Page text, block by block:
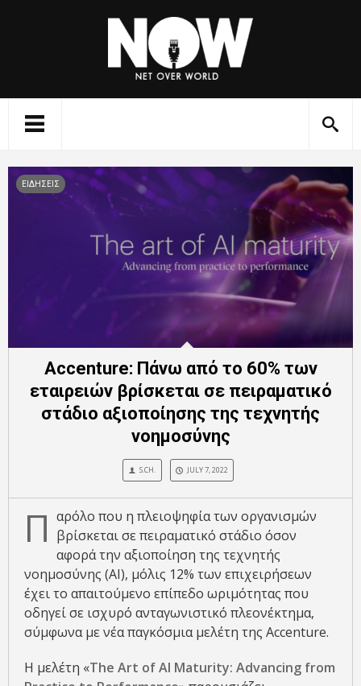
ΕΙΔΗΣΕΙΣ
Accenture: Πάνω από το 60% των
εταιρειών βρίσκεται σε πειραματικό
στάδιο αξιοποίησης της τεχνητής
νοημοσύνης
S.CH. JULY 7, 2022
Π αρόλο που η πλειοψηφία των οργανισμών
βρίσκεται σε πειραματικό στάδιο όσον
αφορά την αξιοποίηση της τεχνητής
νοημοσύνης (ΑΙ), μόλις 12% των επιχειρήσεων
έχει το απαιτούμενο επίπεδο ωριμότητας που
οδηγεί σε ισχυρό ανταγωνιστικό πλεονέκτημα,
σύμφωνα με νέα παγκόσμια μελέτη της Accenture.
Η μελέτη «The Art of AI Maturity: Advancing from